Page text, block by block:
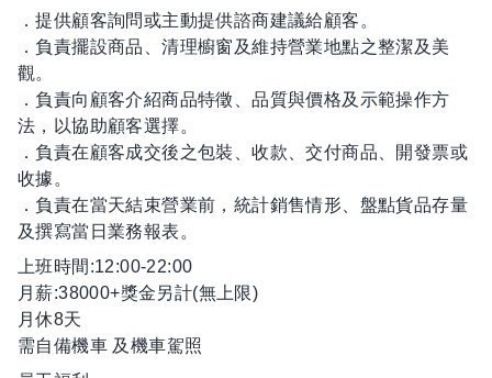
．提供顧客詢問或主動提供諮商建議給顧客。
．負責擺設商品、清理櫥窗及維持營業地點之整潔及美
觀。
．負責向顧客介紹商品特徵、品質與價格及示範操作方
法，以協助顧客選擇。
．負責在顧客成交後之包裝、收款、交付商品、開發票或
收據。
．負責在當天結束營業前，統計銷售情形、盤點貨品存量
及撰寫當日業務報表。
上班時間:12:00-22:00
月薪:38000+獎金另計(無上限)
月休8天
需自備機車 及機車駕照